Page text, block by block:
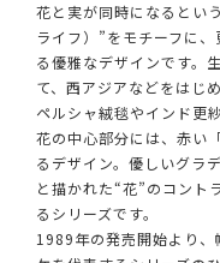
花と実が同時になるとい
ライフ）”をモチーフに
る優雅なデザインです。
て、西アジアなどをはじ
ペルシャ絨毯やインド更
花の中心部分には、赤い
るデザイン。優しいグラ
と描かれた“花”のコント
るシリーズです。
1989年の発売開始より、